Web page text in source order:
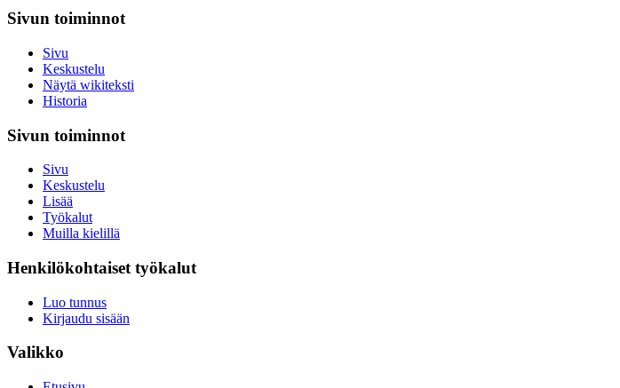
Sivun toiminnot
Sivu
Keskustelu
Näytä wikiteksti
Historia
Sivun toiminnot
Sivu
Keskustelu
Lisää
Työkalut
Muilla kielillä
Henkilökohtaiset työkalut
Luo tunnus
Kirjaudu sisään
Valikko